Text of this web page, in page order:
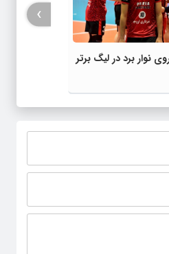
نوار برد در لیگ برتر
›